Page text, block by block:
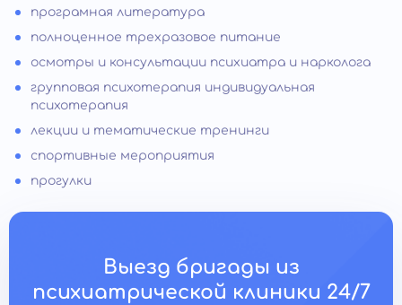
програмная литература
полноценное трехразовое питание
осмотры и консультации психиатра и нарколога
групповая психотерапия индивидуальная
психотерапия
лекции и тематические тренинги
спортивные мероприятия
прогулки
Выезд бригады из
психиатрической клиники 24/7